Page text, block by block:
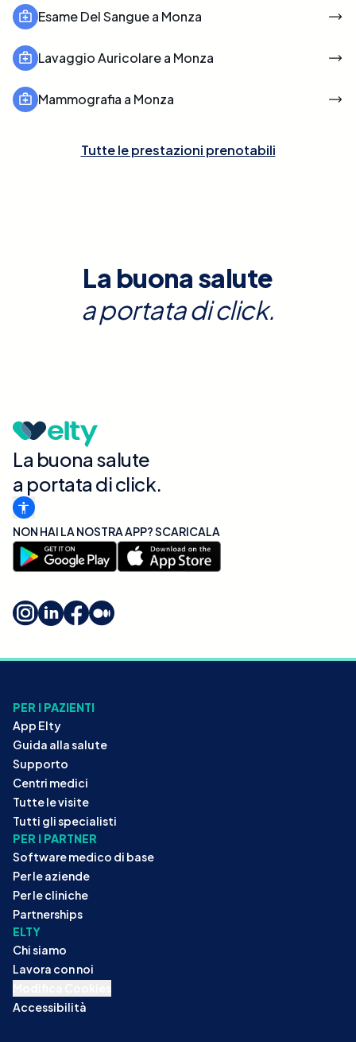
Esame Del Sangue a Monza
Lavaggio Auricolare a Monza
Mammografia a Monza
Tutte le prestazioni prenotabili
La buona salute
a portata di click.
La buona salute
a portata di click.
NON HAI LA NOSTRA APP? SCARICALA
PER I PAZIENTI
App Elty
Guida alla salute
Supporto
Centri medici
Tutte le visite
Tutti gli specialisti
PER I PARTNER
Software medico di base
Per le aziende
Per le cliniche
Partnerships
ELTY
Chi siamo
Lavora con noi
Accessibilità